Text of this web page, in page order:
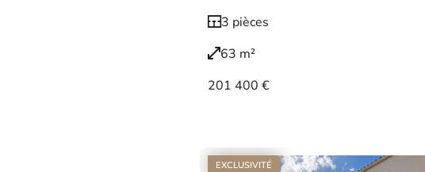
3 pièces
63 m²
201 400 €
EXCLUSIVITÉ